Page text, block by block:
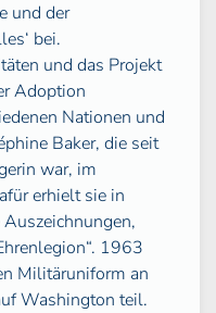
und der
bei.
und das Projekt
Adoption
Nationen und
Baker, die seit
war, im
erhielt sie in
1963
Militäruniform an
Washington teil.